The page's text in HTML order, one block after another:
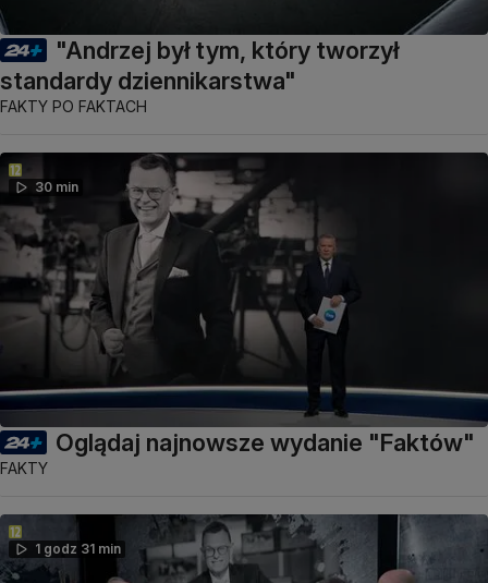
"Andrzej był tym, który tworzył
standardy dziennikarstwa"
FAKTY PO FAKTACH
30 min
Oglądaj najnowsze wydanie "Faktów"
FAKTY
1 godz 31 min